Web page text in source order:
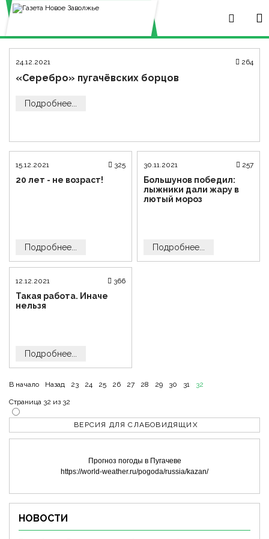
ВЕРСИЯ ДЛЯ СЛАБОВИДЯЩИХ
Прогноз погоды в Пугачеве
https://world-weather.ru/pogoda/russia/kazan/
НОВОСТИ
24.12.2021 264
«Серебро» пугачёвских борцов
Подробнее...
15.12.2021 325
20 лет - не возраст!
Подробнее...
30.11.2021 257
Большунов победил:
лыжники дали жару в
лютый мороз
Подробнее...
12.12.2021 366
Такая работа. Иначе
нельзя
Подробнее...
В начало Назад 23 24 25 26 27 28 29 30 31 32
Страница 32 из 32